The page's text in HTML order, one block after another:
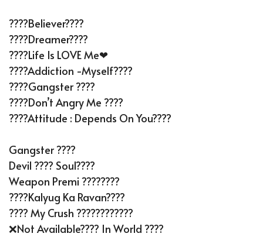
????Believer????
????Dreamer????
????Life Is LOVE Me❤
????Addiction -Myself????
????Gangster ????
????Don’t Angry Me ????
????Attitude : Depends On You????
Gangster ????
Devil ???? Soul????
Weapon Premi ????????
????kalyug Ka Ravan????
???? My Crush ????????????
❌Not Available???? In World ????